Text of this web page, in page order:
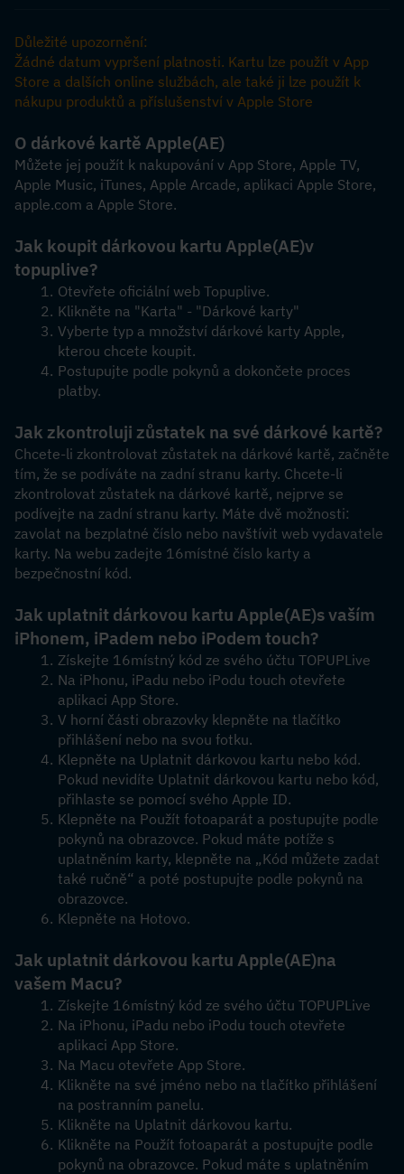
Důležité upozornění:
Žádné datum vypršení platnosti. Kartu lze použít v App
Store a dalších online službách, ale také ji lze použít k
nákupu produktů a příslušenství v Apple Store
O dárkové kartě Apple(AE)
Můžete jej použít k nakupování v App Store, Apple TV,
Apple Music, iTunes, Apple Arcade, aplikaci Apple Store,
apple.com a Apple Store.
Jak koupit dárkovou kartu Apple(AE)v
topuplive?
Otevřete oficiální web Topuplive.
Klikněte na "Karta" - "Dárkové karty"
Vyberte typ a množství dárkové karty Apple,
kterou chcete koupit.
Postupujte podle pokynů a dokončete proces
platby.
Jak zkontroluji zůstatek na své dárkové kartě?
Chcete-li zkontrolovat zůstatek na dárkové kartě, začněte
tím, že se podíváte na zadní stranu karty. Chcete-li
zkontrolovat zůstatek na dárkové kartě, nejprve se
podívejte na zadní stranu karty. Máte dvě možnosti:
zavolat na bezplatné číslo nebo navštívit web vydavatele
karty. Na webu zadejte 16místné číslo karty a
bezpečnostní kód.
Jak uplatnit dárkovou kartu Apple(AE)s vaším
iPhonem, iPadem nebo iPodem touch?
Získejte 16místný kód ze svého účtu TOPUPLive
Na iPhonu, iPadu nebo iPodu touch otevřete
aplikaci App Store.
V horní části obrazovky klepněte na tlačítko
přihlášení nebo na svou fotku.
Klepněte na Uplatnit dárkovou kartu nebo kód.
Pokud nevidíte Uplatnit dárkovou kartu nebo kód,
přihlaste se pomocí svého Apple ID.
Klepněte na Použít fotoaparát a postupujte podle
pokynů na obrazovce. Pokud máte potíže s
uplatněním karty, klepněte na „Kód můžete zadat
také ručně“ a poté postupujte podle pokynů na
obrazovce.
Klepněte na Hotovo.
Jak uplatnit dárkovou kartu Apple(AE)na
vašem Macu?
Získejte 16místný kód ze svého účtu TOPUPLive
Na iPhonu, iPadu nebo iPodu touch otevřete
aplikaci App Store.
Na Macu otevřete App Store.
Klikněte na své jméno nebo na tlačítko přihlášení
na postranním panelu.
Klikněte na Uplatnit dárkovou kartu.
Klikněte na Použít fotoaparát a postupujte podle
pokynů na obrazovce. Pokud máte s uplatněním